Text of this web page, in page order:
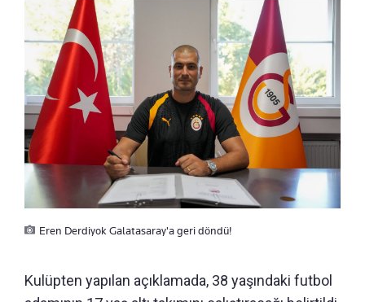
Eren Derdiyok Galatasaray'a geri döndü!
Kulüpten yapılan açıklamada, 38 yaşındaki futbol